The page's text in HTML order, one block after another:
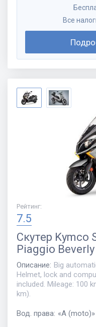
Все
Рейтинг:
7.5
Скутер Kymco
Piaggio
Описание: Big
Helmet, lock and
included. Mileage: 100
km).
Вод. права: «A (moto)»